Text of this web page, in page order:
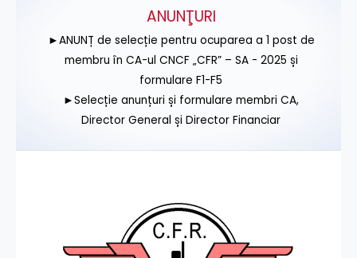
ANUNŢURI
►ANUNȚ de selecție pentru ocuparea a 1 post de
membru în CA-ul CNCF „CFR” – SA - 2025 și
formulare F1-F5
►Selecție anunțuri și formulare membri CA,
Director General și Director Financiar